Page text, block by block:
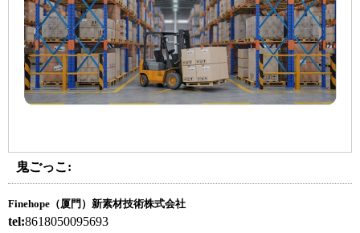
鬼ごっこ:
Finehope（厦門）新素材技術株式会社
tel:8618050095693